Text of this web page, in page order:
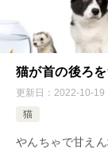
猫が首の後ろ
更新日： 2022-10-19
猫
やんちゃで甘え